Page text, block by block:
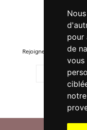
pour
de
vous
Rejoignez-notre liste
© 2026 -